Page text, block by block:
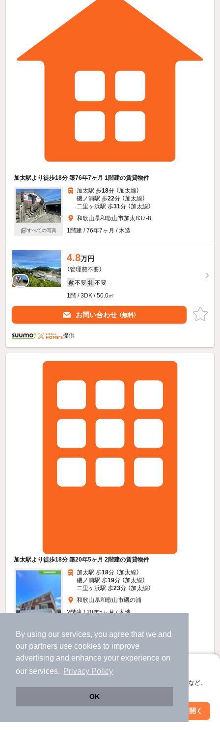
By using our services, you agree that we and
our partners use cookies to improve
advertising and enhance your experience on
our services.
Privacy Policy
OK
アプリに切り替えて、サクサクお部屋探し
会員登録なしですぐ使える。マップ検索やお気に入り保存など、
アプリを開く
加太駅より徒歩18分 築76年7ヶ月 1階建の賃貸物件
すべての写真
加太駅 歩18分 （加太線）
磯ノ浦駅 歩22分 （加太線）
二里ヶ浜駅 歩31分 （加太線）
和歌山県和歌山市加太837-8
1階建 / 76年7ヶ月 / 木造
4.8万円
（管理費不要）
敷 不要 礼 不要
1階 / 3DK / 50.0㎡
お問い合わせ （無料）
提供
加太駅より徒歩18分 築20年5ヶ月 2階建の賃貸物件
すべての写真
加太駅 歩18分 （加太線）
磯ノ浦駅 歩19分 （加太線）
二里ヶ浜駅 歩23分 （加太線）
和歌山県和歌山市磯の浦
2階建 / 20年5ヶ月 / 木造
駐車場あり 駐輪場あり
（管理費4,400円）
敷 不要 礼 不要
絞り込み条件を変更